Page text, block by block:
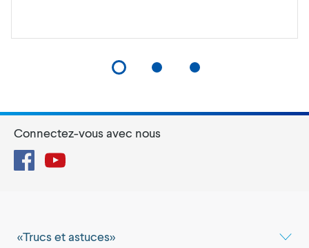
«Trucs et astuces»
Connectez-vous avec nous
FacebookYouTube